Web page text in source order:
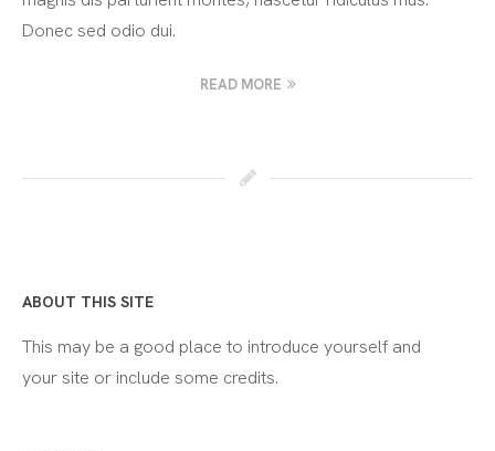
Donec sed odio dui.
READ MORE
ABOUT THIS SITE
This may be a good place to introduce yourself and
your site or include some credits.